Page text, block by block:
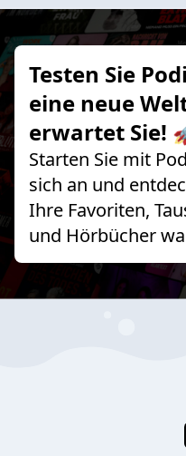
Testen Sie
eine neue
erwartet Sie!
Starten Sie mit
sich an und
Ihre Favoriten,
und Hörbücher